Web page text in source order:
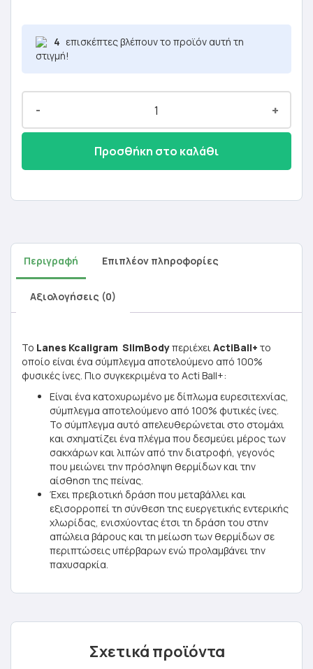
4 επισκέπτες βλέπουν το προϊόν αυτή τη
στιγμή!
- +
Προσθήκη στο καλάθι
Περιγραφή Επιπλέον πληροφορίες
Αξιολογήσεις (0)
To Lanes Kcaligram SlimBodyπεριέχειActiBall+ το
οποίο είναι ένα σύμπλεγμα αποτελούμενο από 100%
φυσικές ίνες. Πιο συγκεκριμένα το Acti Ball+:
Είναι ένα κατοχυρωμένο με δίπλωμα ευρεσιτεχνίας,
σύμπλεγμα αποτελούμενο από 100% φυτικές ίνες.
Το σύμπλεγμα αυτό απελευθερώνεται στο στομάχι
και σχηματίζει ένα πλέγμα που δεσμεύει μέρος των
σακχάρων και λιπών από την διατροφή, γεγονός
που μειώνει την πρόσληψη θερμίδων και την
αίσθηση της πείνας.
Έχει πρεβιοτική δράση που μεταβάλλει και
εξισορροπεί τη σύνθεση της ευεργετικής εντερικής
χλωρίδας, ενισχύοντας έτσι τη δράση του στην
απώλεια βάρους και τη μείωση των θερμίδων σε
περιπτώσεις υπέρβαρων ενώ προλαμβάνει την
παχυσαρκία.
Σχετικά προϊόντα